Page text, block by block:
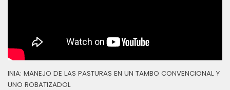
INIA: MANEJO DE LAS PASTURAS EN UN TAMBO CONVENCIONAL Y
UNO ROBATIZADOL